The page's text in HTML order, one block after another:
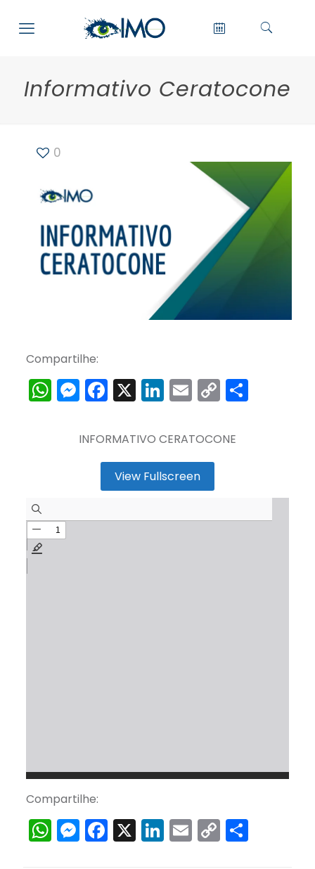
Informativo Ceratocone
0
Compartilhe:
WhatsApp
Messenger
Facebook
X LinkedIn
Email
Copy
Link
Share
INFORMATIVO CERATOCONE
View Fullscreen
Compartilhe:
WhatsApp
Messenger
Facebook
X LinkedIn
Email
Copy
Link
Share